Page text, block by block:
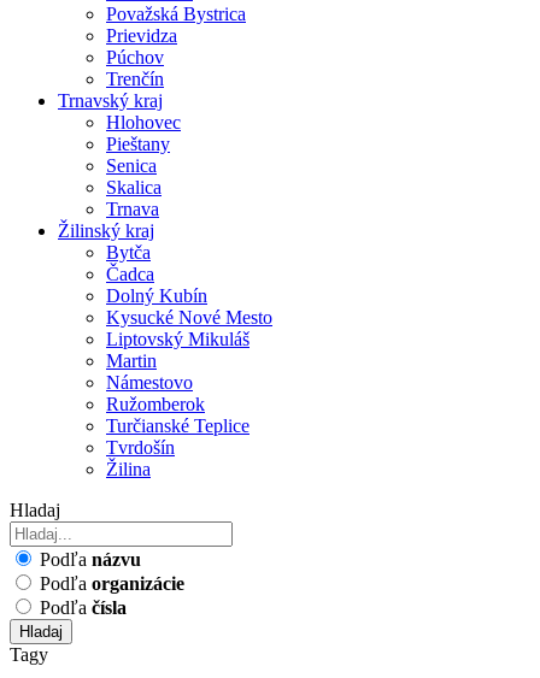
Považská Bystrica
Prievidza
Púchov
Trenčín
Trnavský kraj
Hlohovec
Pieštany
Senica
Skalica
Trnava
Žilinský kraj
Bytča
Čadca
Dolný Kubín
Kysucké Nové Mesto
Liptovský Mikuláš
Martin
Námestovo
Ružomberok
Turčianské Teplice
Tvrdošín
Žilina
Hladaj
Podľa názvu
Podľa organizácie
Podľa čísla
Hladaj
Tagy